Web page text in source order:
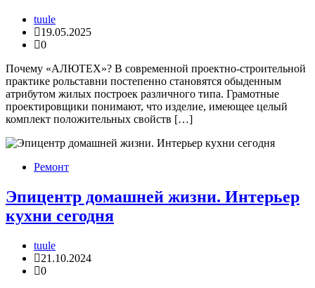
tuule
19.05.2025
0
Почему «АЛЮТЕХ»? В современной проектно-строительной
практике рольставни постепенно становятся обыденным
атрибутом жилых построек различного типа. Грамотные
проектировщики понимают, что изделие, имеющее целый
комплект положительных свойств […]
Ремонт
Эпицентр домашней жизни. Интерьер
кухни сегодня
tuule
21.10.2024
0